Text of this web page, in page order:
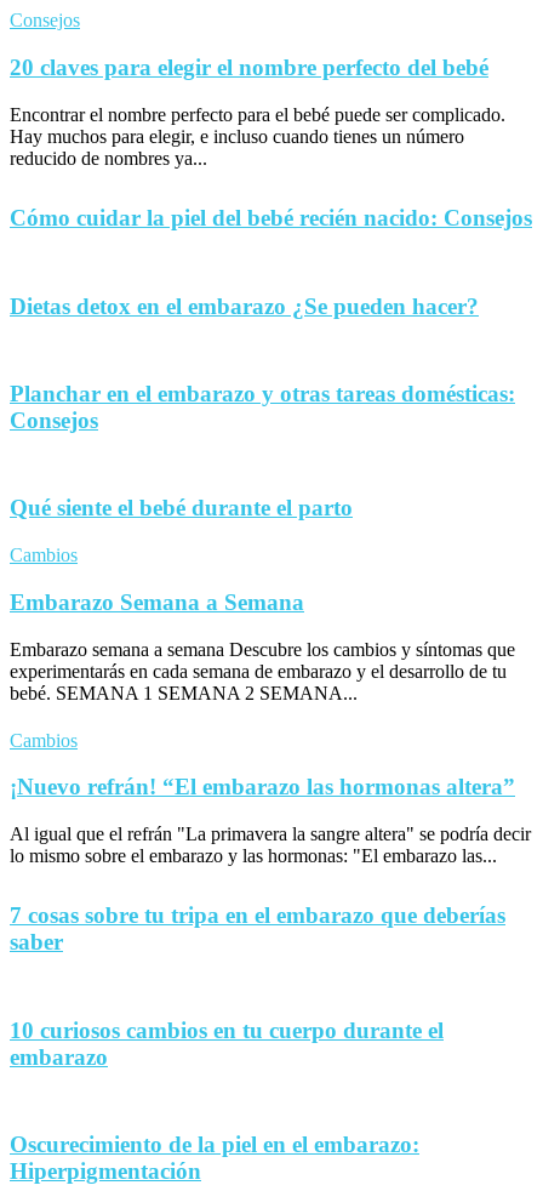
Consejos
20 claves para elegir el nombre perfecto del bebé
Encontrar el nombre perfecto para el bebé puede ser complicado.
Hay muchos para elegir, e incluso cuando tienes un número
reducido de nombres ya...
Cómo cuidar la piel del bebé recién nacido: Consejos
Dietas detox en el embarazo ¿Se pueden hacer?
Planchar en el embarazo y otras tareas domésticas:
Consejos
Qué siente el bebé durante el parto
Cambios
Embarazo Semana a Semana
Embarazo semana a semana Descubre los cambios y síntomas que
experimentarás en cada semana de embarazo y el desarrollo de tu
bebé. SEMANA 1 SEMANA 2 SEMANA...
Cambios
¡Nuevo refrán! “El embarazo las hormonas altera”
Al igual que el refrán "La primavera la sangre altera" se podría decir
lo mismo sobre el embarazo y las hormonas: "El embarazo las...
7 cosas sobre tu tripa en el embarazo que deberías
saber
10 curiosos cambios en tu cuerpo durante el
embarazo
Oscurecimiento de la piel en el embarazo:
Hiperpigmentación